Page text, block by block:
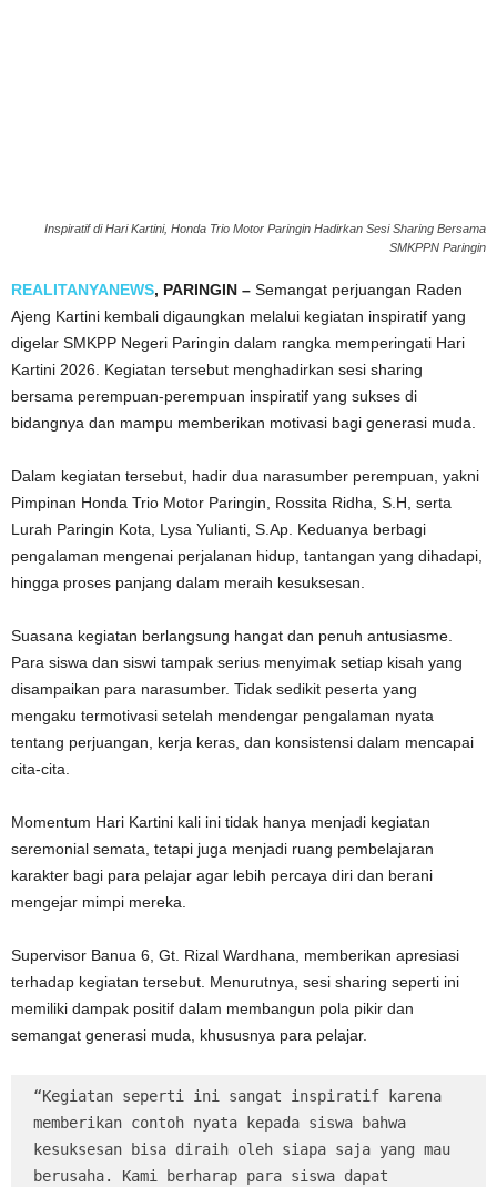
Inspiratif di Hari Kartini, Honda Trio Motor Paringin Hadirkan Sesi Sharing Bersama
SMKPPN Paringin
REALITANYANEWS, PARINGIN – Semangat perjuangan Raden
Ajeng Kartini kembali digaungkan melalui kegiatan inspiratif yang
digelar SMKPP Negeri Paringin dalam rangka memperingati Hari
Kartini 2026. Kegiatan tersebut menghadirkan sesi sharing
bersama perempuan-perempuan inspiratif yang sukses di
bidangnya dan mampu memberikan motivasi bagi generasi muda.
Dalam kegiatan tersebut, hadir dua narasumber perempuan, yakni
Pimpinan Honda Trio Motor Paringin, Rossita Ridha, S.H, serta
Lurah Paringin Kota, Lysa Yulianti, S.Ap. Keduanya berbagi
pengalaman mengenai perjalanan hidup, tantangan yang dihadapi,
hingga proses panjang dalam meraih kesuksesan.
Suasana kegiatan berlangsung hangat dan penuh antusiasme.
Para siswa dan siswi tampak serius menyimak setiap kisah yang
disampaikan para narasumber. Tidak sedikit peserta yang
mengaku termotivasi setelah mendengar pengalaman nyata
tentang perjuangan, kerja keras, dan konsistensi dalam mencapai
cita-cita.
Momentum Hari Kartini kali ini tidak hanya menjadi kegiatan
seremonial semata, tetapi juga menjadi ruang pembelajaran
karakter bagi para pelajar agar lebih percaya diri dan berani
mengejar mimpi mereka.
Supervisor Banua 6, Gt. Rizal Wardhana, memberikan apresiasi
terhadap kegiatan tersebut. Menurutnya, sesi sharing seperti ini
memiliki dampak positif dalam membangun pola pikir dan
semangat generasi muda, khususnya para pelajar.
“Kegiatan seperti ini sangat inspiratif karena
memberikan contoh nyata kepada siswa bahwa
kesuksesan bisa diraih oleh siapa saja yang mau
berusaha. Kami berharap para siswa dapat